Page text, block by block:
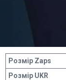
Розмір Zaps
Розмір UKR